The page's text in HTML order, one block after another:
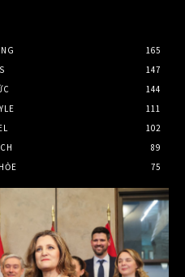
165
147
144
111
102
89
75